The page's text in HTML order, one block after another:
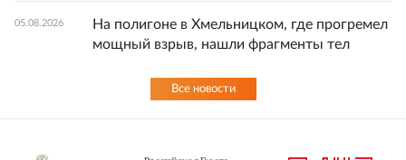
05.08.2026
На полигоне в Хмельницком, где прогремел
мощный взрыв, нашли фрагменты тел
Все новости